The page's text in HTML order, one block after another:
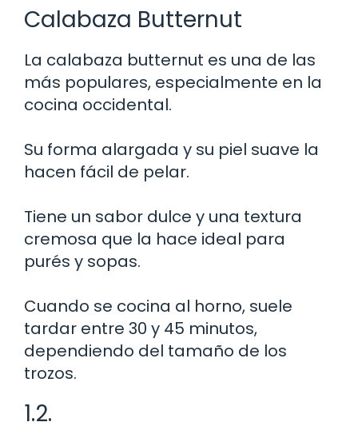
Calabaza Butternut
La calabaza butternut es una de las
más populares, especialmente en la
cocina occidental.
Su forma alargada y su piel suave la
hacen fácil de pelar.
Tiene un sabor dulce y una textura
cremosa que la hace ideal para
purés y sopas.
Cuando se cocina al horno, suele
tardar entre 30 y 45 minutos,
dependiendo del tamaño de los
trozos.
1.2.